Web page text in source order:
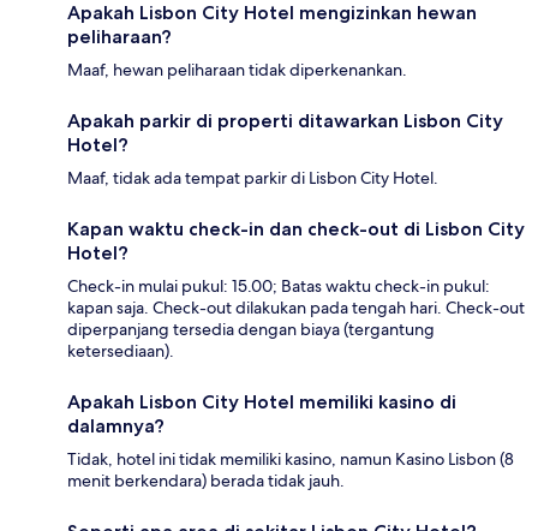
Apakah Lisbon City Hotel mengizinkan hewan
peliharaan?
Maaf, hewan peliharaan tidak diperkenankan.
Apakah parkir di properti ditawarkan Lisbon City
Hotel?
Maaf, tidak ada tempat parkir di Lisbon City Hotel.
Kapan waktu check-in dan check-out di Lisbon City
Hotel?
Check-in mulai pukul: 15.00; Batas waktu check-in pukul:
kapan saja. Check-out dilakukan pada tengah hari. Check-out
diperpanjang tersedia dengan biaya (tergantung
ketersediaan).
Apakah Lisbon City Hotel memiliki kasino di
dalamnya?
Tidak, hotel ini tidak memiliki kasino, namun Kasino Lisbon (8
menit berkendara) berada tidak jauh.